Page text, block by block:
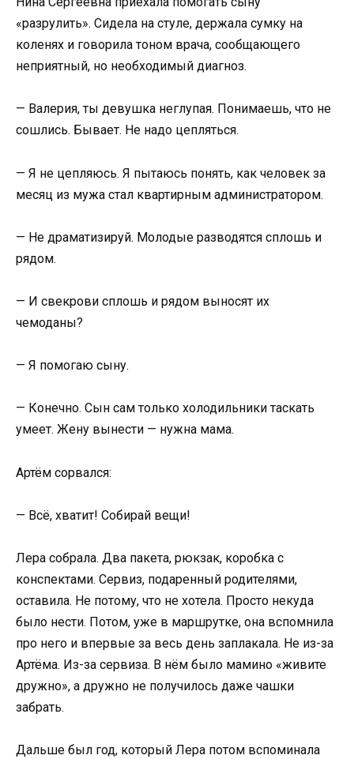
«разрулить». Сидела на стуле, держала сумку на
коленях и говорила тоном врача, сообщающего
неприятный, но необходимый диагноз.
— Валерия, ты девушка неглупая. Понимаешь, что не
сошлись. Бывает. Не надо цепляться.
— Я не цепляюсь. Я пытаюсь понять, как человек за
месяц из мужа стал квартирным администратором.
— Не драматизируй. Молодые разводятся сплошь и
рядом.
— И свекрови сплошь и рядом выносят их
чемоданы?
— Я помогаю сыну.
— Конечно. Сын сам только холодильники таскать
умеет. Жену вынести — нужна мама.
Артём сорвался:
— Всё, хватит! Собирай вещи!
Лера собрала. Два пакета, рюкзак, коробка с
конспектами. Сервиз, подаренный родителями,
оставила. Не потому, что не хотела. Просто некуда
было нести. Потом, уже в маршрутке, она вспомнила
про него и впервые за весь день заплакала. Не из-за
Артёма. Из-за сервиза. В нём было мамино «живите
дружно», а дружно не получилось даже чашки
забрать.
Дальше был год, который Лера потом вспоминала